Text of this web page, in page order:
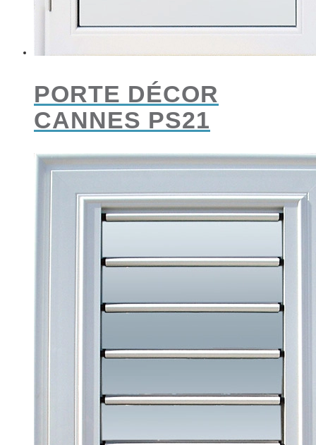
PORTE DÉCOR
CANNES PS21